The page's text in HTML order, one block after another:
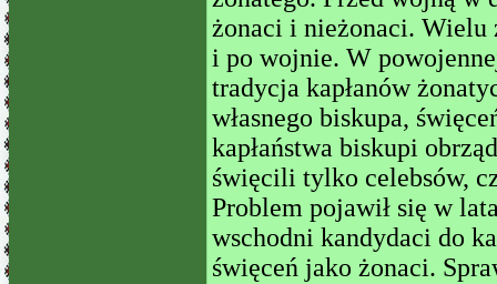
żonaci i nieżonaci. Wielu
i po wojnie. W
tradycja kapłanów
własnego biskupa,
kapłaństwa biskupi
święcili tylko celebsów,
Problem pojawił się w
wschodni kandydaci do
święceń jako żonaci.